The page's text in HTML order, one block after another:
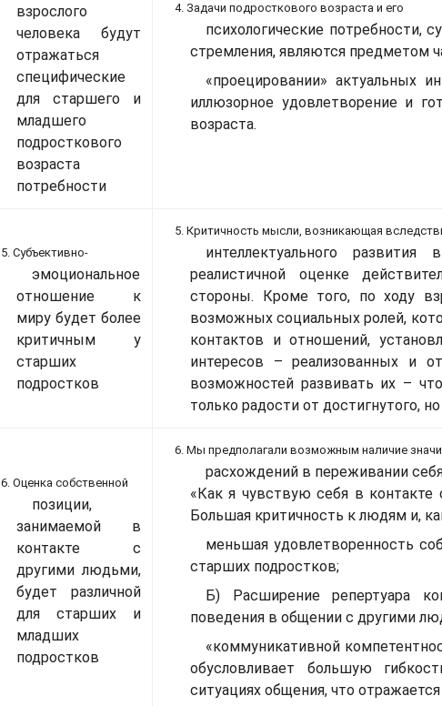
взрослого
человека будут
отражаться
специфические
для старшего и
младшего
подросткового
возраста
потребности
4. Задачи подросткового возраста и его
психологические потребности,
стремления, являются предметом
«проецировании» актуальных
иллюзорное удовлетворение и
возраста.
5. Субъективно-
эмоциональное
отношение к
миру будет более
критичным у
старших
подростков
5. Критичность мысли, возникающая
интеллектуального
реалистичной оценке
стороны. Кроме того, по ходу
возможных социальных ролей,
контактов и отношений,
интересов – реализованных и
возможностей развивать их –
только радости от достигнутого,
6. Оценка собственной
позиции,
занимаемой в
контакте с
другими людьми,
будет различной
для старших и
младших
подростков
6. Мы предполагали возможным наличие
расхождений в переживании
«Как я чувствую себя в
Большая критичность к людям и,
меньшая удовлетворенность
старших подростков;
Б) Расширение репертуара
поведения в общении с другими
«коммуникативной
обусловливает большую
ситуациях общения, что